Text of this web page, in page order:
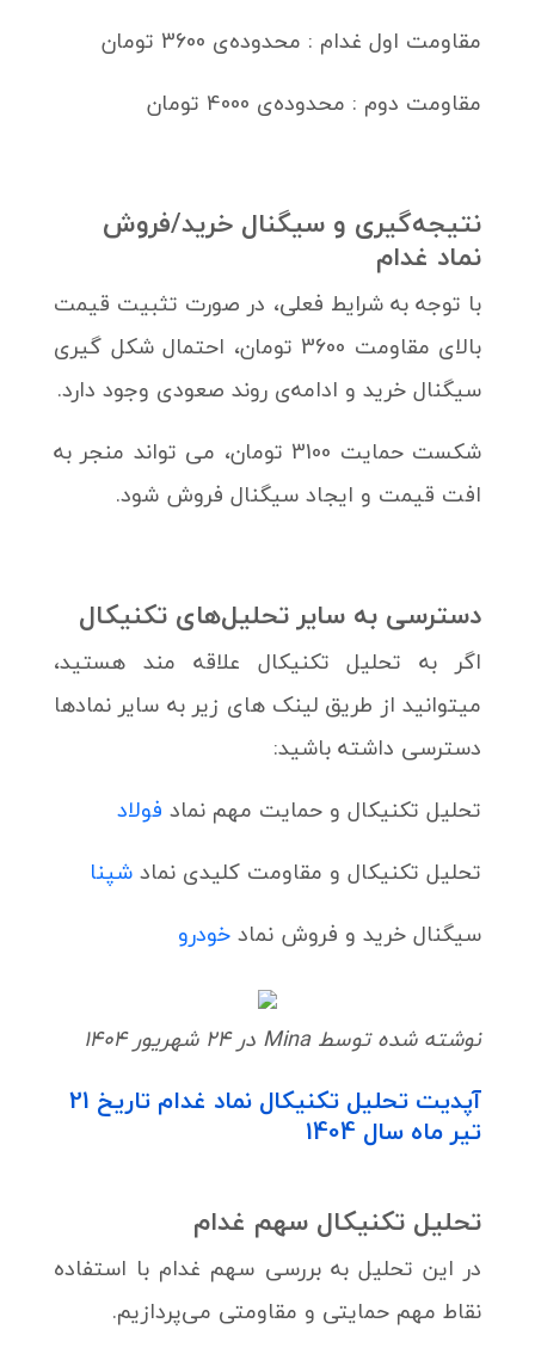
مقاومت اول غدام : محدوده‌ی 3600 تومان
مقاومت دوم : محدوده‌ی 4000 تومان
نتیجه‌گیری و سیگنال خرید/فروش
نماد غدام
با توجه به شرایط فعلی، در صورت تثبیت قیمت
بالای مقاومت 3600 تومان، احتمال شکل گیری
سیگنال خرید و ادامه‌ی روند صعودی وجود دارد.
شکست حمایت 3100 تومان، می تواند منجر به
افت قیمت و ایجاد سیگنال فروش شود.
دسترسی به سایر تحلیل‌های تکنیکال
اگر به تحلیل تکنیکال علاقه مند هستید،
میتوانید از طریق لینک های زیر به سایر نمادها
دسترسی داشته باشید:
تحلیل تکنیکال و حمایت مهم نماد فولاد
تحلیل تکنیکال و مقاومت کلیدی نمادشپنا
سیگنال خرید و فروش نمادخودرو
نوشته شده توسط Mina در 24 شهریور 1404
آپدیت تحلیل تکنیکال نماد غدام تاریخ 21
تیر ماه سال 1404
تحلیل تکنیکال سهم غدام
در این تحلیل به بررسی سهم غدام با استفاده
نقاط مهم حمایتی و مقاومتی می‌پردازیم.